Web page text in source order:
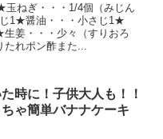
ねぎ・・・1/4個（みじん
1★醤油・・・小さじ1★
姜・・・少々（すりおろ
れポン酢また...
時に！子供大人も！！
ゃ簡単バナナケーキ